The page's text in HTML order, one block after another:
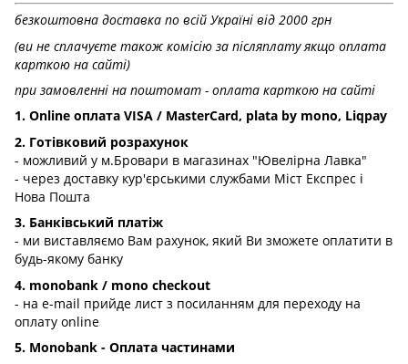
безкоштовна доставка по всій Україні від 2000 грн
(ви не сплачуєте також комісію за післяплату якщо оплата
карткою на сайті)
при замовленні на поштомат - оплата карткою на сайті
1. Online оплата VISA / MasterCard, plata by mono, Liqpay
2. Готівковий розрахунок
- можливий у м.Бровари в магазинах "Ювелірна Лавка"
- через доставку кур'єрськими службами Міст Експрес і
Нова Пошта
3. Банківський платіж
- ми виставляємо Вам рахунок, який Ви зможете оплатити в
будь-якому банку
4. monobank / mono checkout
- на e-mail прийде лист з посиланням для переходу на
оплату online
5. Monobank - Оплата частинами